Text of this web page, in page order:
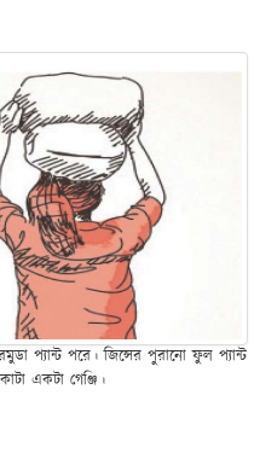
প্যান্ট পরে। জিন্সের পুরানো ফুল প্যান্ট
একটা গেঞ্জি।